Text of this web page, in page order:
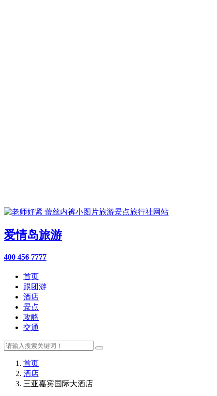
爱情岛旅游
400 456 7777
首页
跟团游
酒店
景点
攻略
交通
首页
酒店
三亚嘉宾国际大酒店